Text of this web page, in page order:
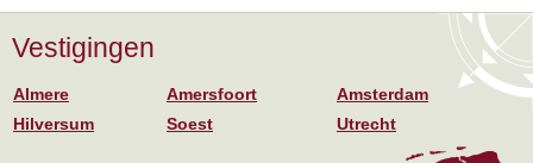
Vestigingen
Almere Amersfoort
Amsterdam
Hilversum
Soest Utrecht